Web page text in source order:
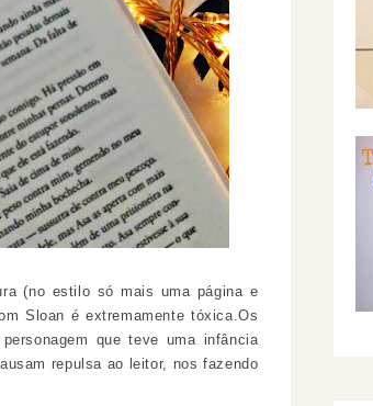
(no estilo só mais uma página e
Sloan é extremamente tóxica.Os
que teve uma infância
repulsa ao leitor, nos fazendo